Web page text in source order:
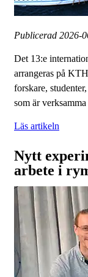
Publicerad 2026-
Det 13:e
arrangeras på
forskare,
som är
Läs artikeln
Nytt
arbete i